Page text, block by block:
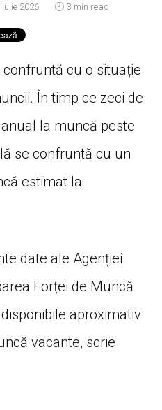
iulie 2026 3 min read
cu o situație
În timp ce zeci de
la muncă peste
se confruntă cu un
estimat la
date ale Agenției
Forței de Muncă
aproximativ
vacante, scrie